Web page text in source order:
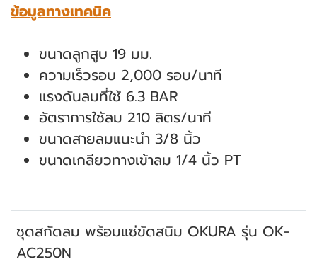
ข้อมูลทางเทคนิค
ขนาดลูกสูบ 19 มม.
ความเร็วรอบ 2,000 รอบ/นาที
แรงดันลมที่ใช้ 6.3 BAR
อัตราการใช้ลม 210 ลิตร/นาที
ขนาดสายลมแนะนำ 3/8 นิ้ว
ขนาดเกลียวทางเข้าลม 1/4 นิ้ว PT
ชุดสกัดลม พร้อมแซ่ขัดสนิม OKURA รุ่น OK-
AC250N